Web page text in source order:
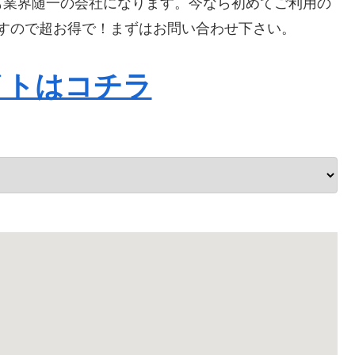
で超お得で！まずはお問い合わせ下さい。
はコチラ